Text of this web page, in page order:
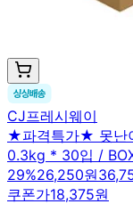
CJ프레시웨이
★파격특가★ 못난
0.3kg * 30입 /
29%26,250원
쿠폰가18,375원